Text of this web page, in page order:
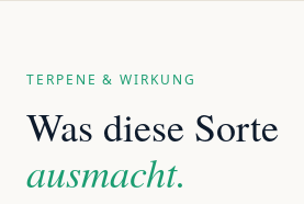
TERPENE & WIRKUNG
Was diese Sorte
ausmacht.